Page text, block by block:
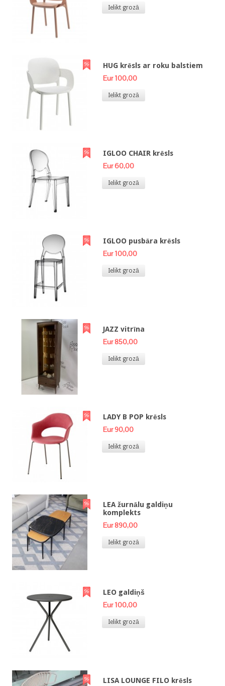
Ielikt grozā
HUG krēsls ar roku balstiem
Eur 100,00
Ielikt grozā
IGLOO CHAIR krēsls
Eur 60,00
Ielikt grozā
IGLOO pusbāra krēsls
Eur 100,00
Ielikt grozā
JAZZ vitrīna
Eur 850,00
Ielikt grozā
LADY B POP krēsls
Eur 90,00
Ielikt grozā
LEA žurnālu galdiņu
komplekts
Eur 890,00
Ielikt grozā
LEO galdiņš
Eur 100,00
Ielikt grozā
LISA LOUNGE FILO krēsls